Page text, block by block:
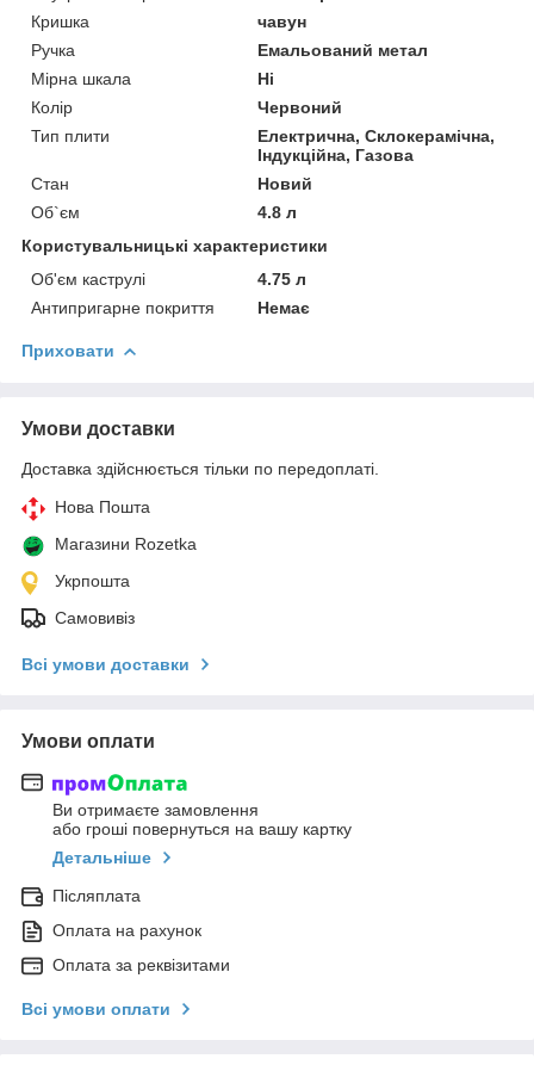
Кришка
чавун
Ручка
Емальований метал
Мірна шкала
Ні
Колір
Червоний
Тип плити
Електрична, Склокерамічна,
Індукційна, Газова
Стан
Новий
Об`єм
4.8 л
Користувальницькі характеристики
Об'єм каструлі
4.75 л
Антипригарне покриття
Немає
Приховати
Умови доставки
Доставка здійснюється тільки по передоплаті.
Нова Пошта
Магазини Rozetka
Укрпошта
Самовивіз
Всі умови доставки
Умови оплати
Ви отримаєте замовлення
або гроші повернуться на вашу картку
Детальніше
Післяплата
Оплата на рахунок
Оплата за реквізитами
Всі умови оплати